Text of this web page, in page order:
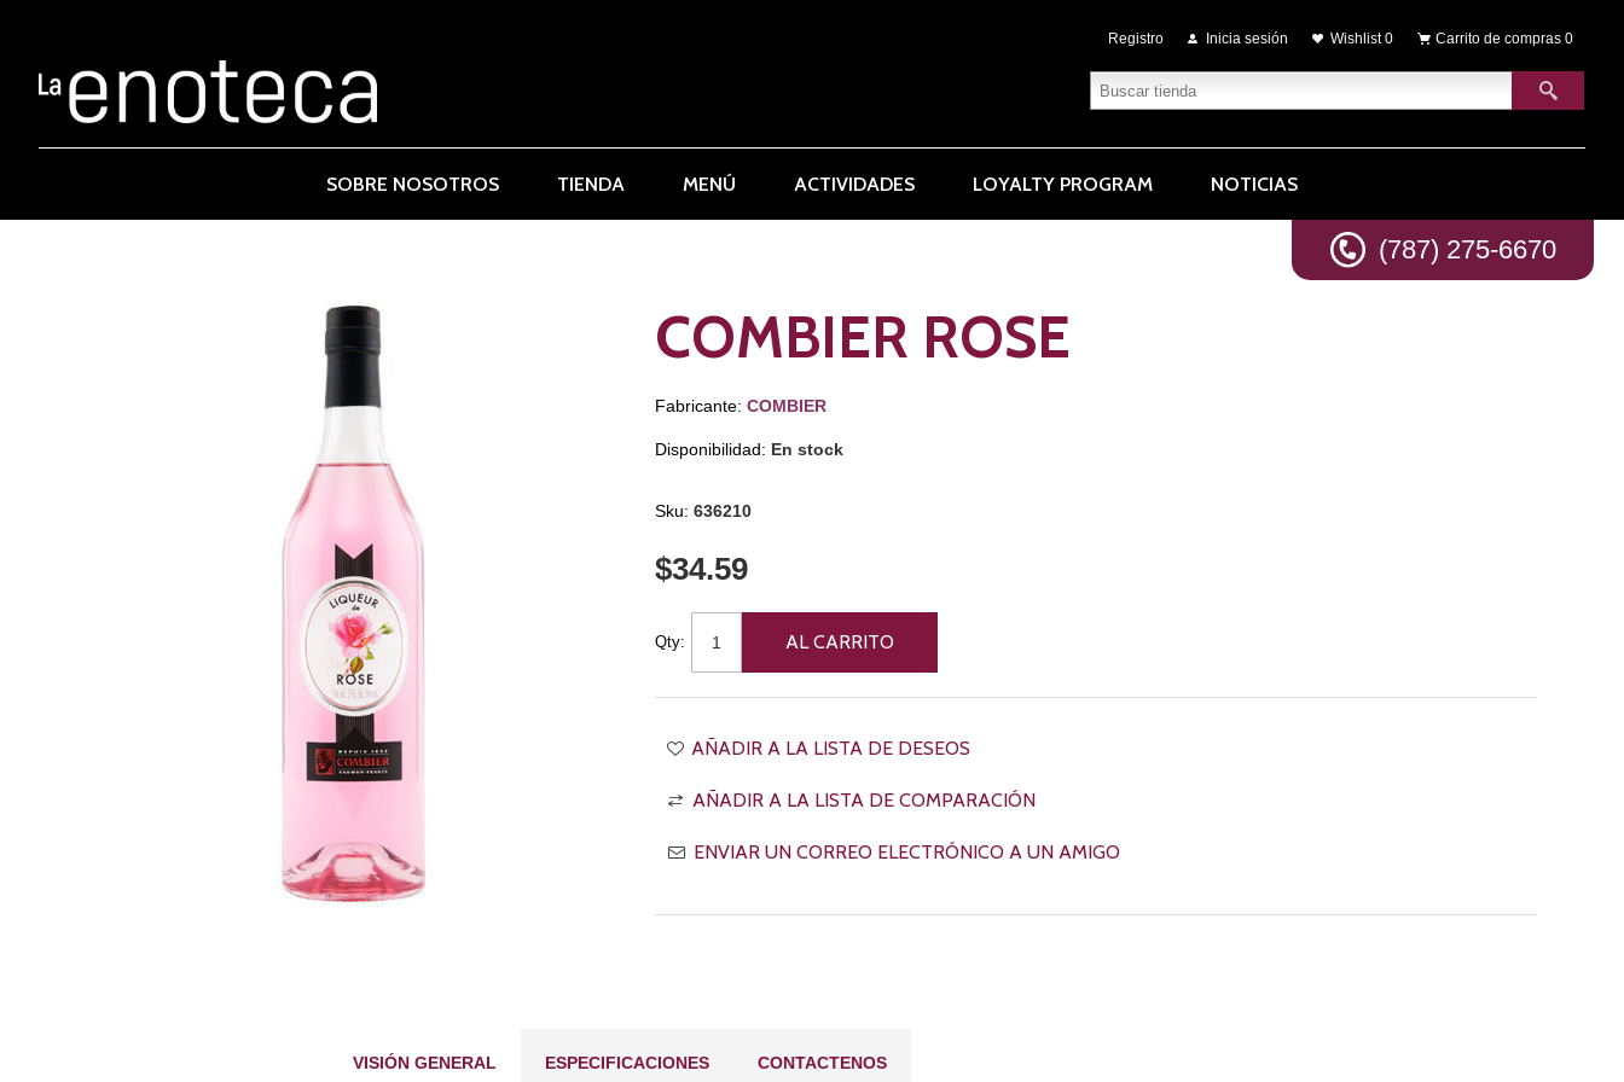
Registro Inicia sesión Wishlist 0 Carrito de compras 0
(787) 275-6670
SOBRE NOSOTROS TIENDA MENÚ ACTIVIDADES LOYALTY PROGRAM NOTICIAS
COMBIER ROSE
Fabricante: COMBIER
Disponibilidad: En stock
Sku: 636210
$34.59
Qty:
VISIÓN GENERAL ESPECIFICACIONES CONTACTENOS